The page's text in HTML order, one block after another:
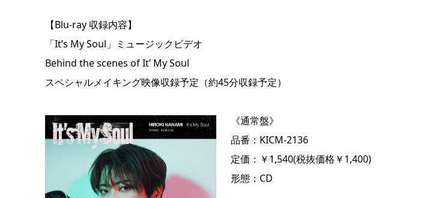
【Blu-ray 収録内容】
「It’s My Soul」ミュージックビデオ
Behind the scenes of It’ My Soul
スペシャルメイキング映像収録予定（約45分収録予定）
《通常盤》
品番：KICM-2136
定価：￥1,540(税抜価格￥1,400)
形態：CD